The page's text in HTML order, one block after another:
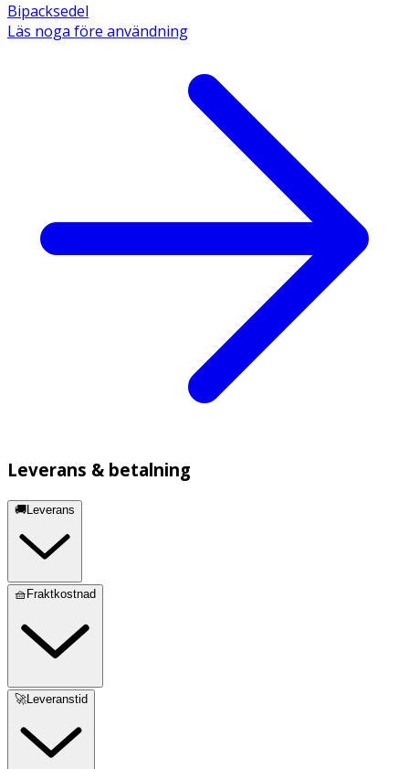
Bipacksedel
Läs noga före användning
Leverans & betalning
🚚Leverans
🧺Fraktkostnad
🚀Leveranstid